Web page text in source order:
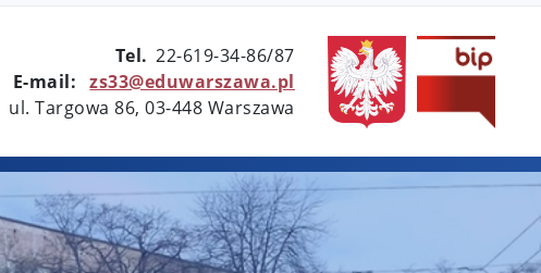
Tel. 22-619-34-86/87
E-mail:
zs33@eduwarszawa.pl
ul. Targowa 86, 03-448 Warszawa